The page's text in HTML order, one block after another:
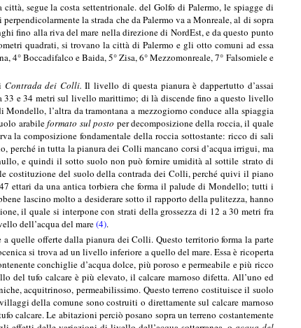
segue la costa settentrionale. del Golfo di Palermo, le spiagge di
la strada che da Palermo va a Monreale, al di sopra
fino alla riva del mare nella direzione di NordEst, e da questo punto
quadrati, si trovano la città di Palermo e gli otto comuni ad essa
4° Boccadifalco e Baida, 5° Zisa, 6° Mezzomonreale, 7° Falsomiele e
Contrada dei Colli.Il livello di questa pianura è dappertutto d’assai
33 e 34 metri sul livello marittimo; di là discende fino a questo livello
l’altra da tramontana a mezzogiorno conduce alla spiaggia
arabileformato sul posto per decomposizione della roccia, il quale
la composizione fondamentale della roccia sottostante: ricco di sali
perché in tutta la pianura dei Colli mancano corsi d’acqua irrigui, ma
e quindi il sotto suolo non può fornire umidità al sottile strato di
costituzione del suolo della contrada dei Colli, perché quivi il piano
ettari da una antica torbiera che forma il palude di Mondello; tutti i
lascino molto a desiderare sotto il rapporto della pulitezza, hanno
il quale si interpone con strati della grossezza di 12 a 30 metri fra
dell’acqua del mare(4).
quelle offerte dalla pianura dei Colli. Questo territorio forma la parte
si trova ad un livello inferiore a quello del mare. Essa è ricoperta
conchiglie d’acqua dolce, più poroso e permeabile e più ricco
del tufo calcare è più elevato, il calcare marnoso difetta. All’uno ed
acquitrinoso, permeabilissimo. Questo terreno costituisce il suolo
della comune sono costruiti o direttamente sul calcare marnoso
calcare. Le abitazioni perciò posano sopra un terreno costantemente